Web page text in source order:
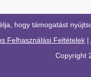
hogy támogatást
Felhasználási Feltételek|
Copyright